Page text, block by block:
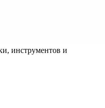
инструментов и